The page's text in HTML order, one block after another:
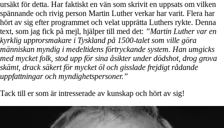
ursäkt för detta. Har faktiskt en vän som skrivit en uppsats om vilken
spännande och rivig person Martin Luther verkar har varit. Flera har
hört av sig efter programmet och velat upprätta Luthers rykte. Denna
text, som jag fick på mejl, hjälper till med det: ”Martin Luther var en
kyrklig upprorsmakare i Tyskland på 1500-talet som ville göra
människan myndig i medeltidens förtryckande system. Han umgicks
med mycket folk, stod upp för sina åsikter under dödshot, drog grova
skämt, drack säkert för mycket öl och gisslade frejdigt rådande
uppfattningar och myndighetspersoner.”
Tack till er som är intresserade av kunskap och hört av sig!